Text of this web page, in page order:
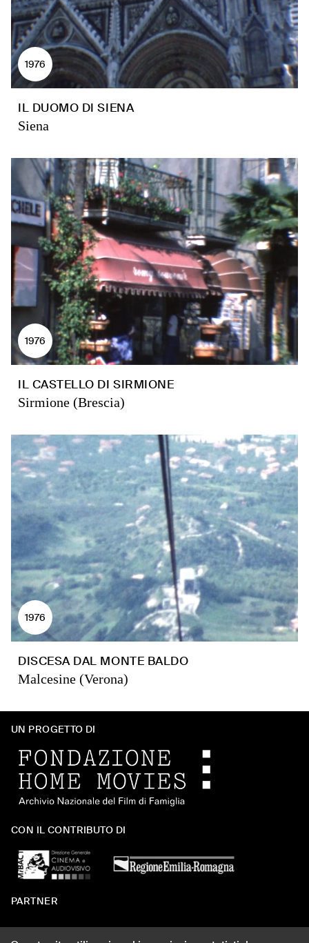
1976
IL DUOMO DI SIENA
Siena
1976
IL CASTELLO DI SIRMIONE
Sirmione (Brescia)
1976
DISCESA DAL MONTE BALDO
Malcesine (Verona)
UN PROGETTO DI
CON IL CONTRIBUTO DI
PARTNER